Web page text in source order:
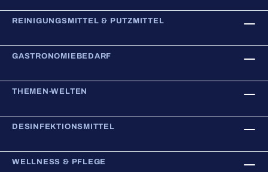
REINIGUNGSMITTEL & PUTZMITTEL
GASTRONOMIEBEDARF
THEMEN-WELTEN
DESINFEKTIONSMITTEL
WELLNESS & PFLEGE